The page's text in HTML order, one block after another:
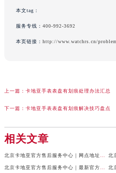
本文tag：
服务专线： 400-992-3692
本页链接： http://www.watchrs.cn/
上一篇： 卡地亚手表表盘有划痕处理办法汇总
下一篇： 卡地亚手表表盘有划痕解决技巧盘点
相关文章